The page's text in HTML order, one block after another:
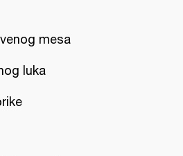
mesa
luka